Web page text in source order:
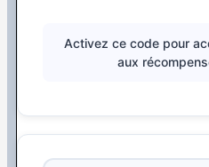
Activez ce code pour
aux